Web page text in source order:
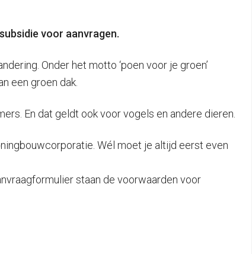
voor aanvragen.
Onder het motto ‘poen voor je groen’
een groen dak.
En dat geldt ook voor vogels en andere dieren.
Wél moet je altijd eerst even
staan de voorwaarden voor